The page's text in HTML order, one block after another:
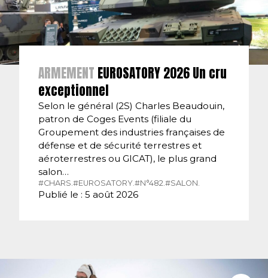
ARMEMENT EUROSATORY 2026 Un cru
exceptionnel
Selon le général (2S) Charles Beaudouin,
patron de Coges Events (filiale du
Groupement des industries françaises de
défense et de sécurité terrestres et
aéroterrestres ou GICAT), le plus grand
salon…
#CHARS.#EUROSATORY.#N°482.#SALON.
Publié le : 5 août 2026